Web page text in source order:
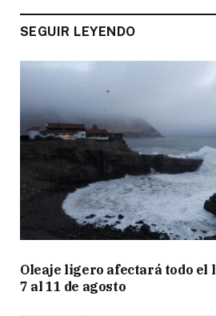
SEGUIR LEYENDO
Oleaje ligero afectará todo el
7 al 11 de agosto